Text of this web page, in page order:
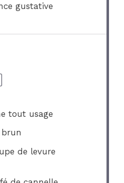
gustative
tout usage
de levure